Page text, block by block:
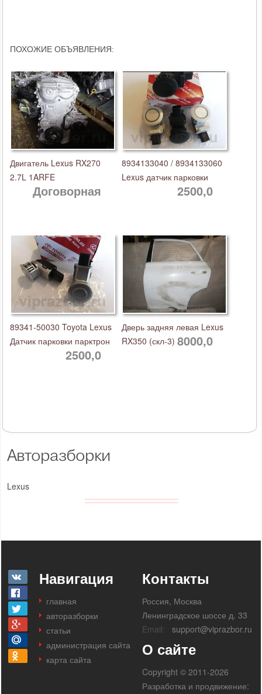
Авторазборки
Lexus
ПОХОЖИЕ ОБЪЯВЛЕНИЯ:
Двигатель Lexus RX270
2.7L 1ARFE
Договорная
8934133040 / 8934133060
Lexus датчик парковки
2500,0
89341-50030 Toyota Lexus
Датчик парковки парктрон
2500,0
Дверь задняя левая Lexus
RX350 (скл-3) 8000,0
Навигация
главная
авторазборки
статьи
администрация сайта
карта сайта
Контакты
Россия, Москва
Ленинградское шоссе д. 33
Email:
support@viprazbor.ru
О сайте
Copyright © 2011-2026
Разработка и продвижение: